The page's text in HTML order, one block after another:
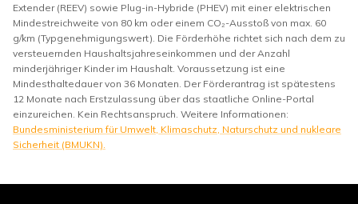
Extender (REEV) sowie Plug-in-Hybride (PHEV) mit einer elektrischen
Mindestreichweite von 80 km oder einem CO₂-Ausstoß von max. 60
g/km (Typgenehmigungswert). Die Förderhöhe richtet sich nach dem zu
versteuernden Haushaltsjahreseinkommen und der Anzahl
minderjähriger Kinder im Haushalt. Voraussetzung ist eine
Mindesthaltedauer von 36 Monaten. Der Förderantrag ist spätestens
12 Monate nach Erstzulassung über das staatliche Online-Portal
einzureichen. Kein Rechtsanspruch. Weitere Informationen:
Bundesministerium für Umwelt, Klimaschutz, Naturschutz und nukleare
Sicherheit (BMUKN).